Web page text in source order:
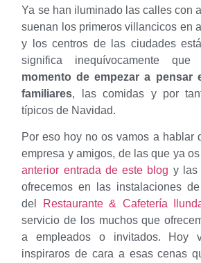
Ya se han iluminado las calles con
suenan los primeros villancicos en
y los centros de las ciudades
significa inequívocamente que
momento de empezar a pensar
familiares, las comidas y por
típicos de Navidad.
Por eso hoy no os vamos a hablar
empresa y amigos, de las que ya
anterior entrada de este blog y las
ofrecemos en las instalaciones
del
Restaurante & Cafetería
servicio de los muchos que
a empleados o invitados. Hoy
inspiraros de cara a esas cenas